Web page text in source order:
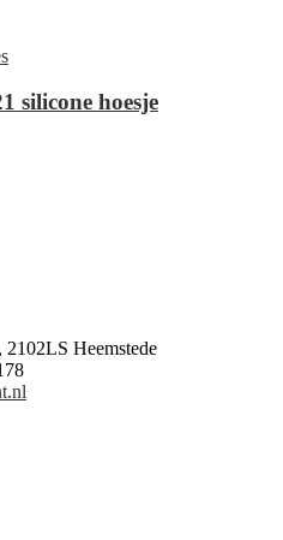
silicone hoesje
Heemstede